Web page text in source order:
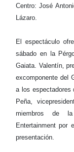
Centro: José
Lázaro.
El espectáculo
sábado en la
Gaiata. Valentín,
excomponente del
a los espectadores
Peña,
miembros de la
Entertainment por
presentación.